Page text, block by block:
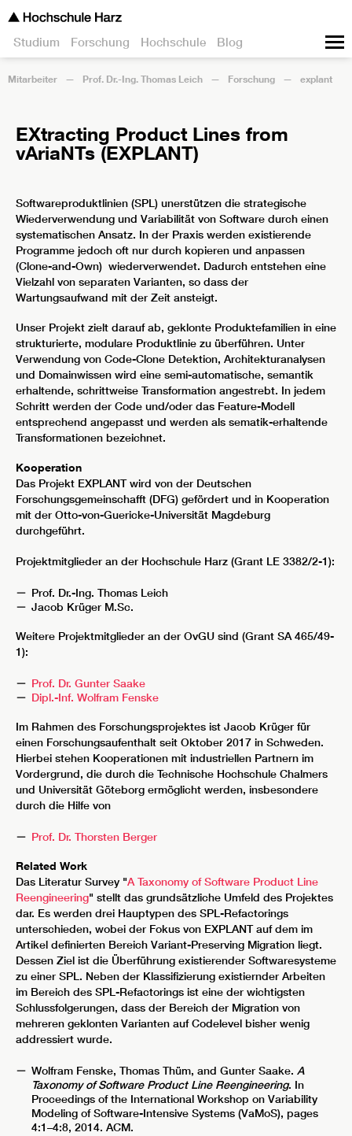
Studium Forschung Hochschule Blog
Mitarbeiter Prof. Dr.-Ing. Thomas Leich Forschung explant
EXtracting Product Lines from
vAriaNTs (EXPLANT)
Softwareproduktlinien (SPL) unerstützen die strategische
Wiederverwendung und Variabilität von Software durch einen
systematischen Ansatz. In der Praxis werden existierende
Programme jedoch oft nur durch kopieren und anpassen
(Clone-and-Own) wiederverwendet. Dadurch entstehen eine
Vielzahl von separaten Varianten, so dass der
Wartungsaufwand mit der Zeit ansteigt.
Unser Projekt zielt darauf ab, geklonte Produktefamilien in eine
strukturierte, modulare Produktlinie zu überführen. Unter
Verwendung von Code-Clone Detektion, Architekturanalysen
und Domainwissen wird eine semi-automatische, semantik
erhaltende, schrittweise Transformation angestrebt. In jedem
Schritt werden der Code und/oder das Feature-Modell
entsprechend angepasst und werden als sematik-erhaltende
Transformationen bezeichnet.
Kooperation
Das Projekt EXPLANT wird von der Deutschen
Forschungsgemeinschafft (DFG) gefördert und in Kooperation
mit der Otto-von-Guericke-Universität Magdeburg
durchgeführt.
Projektmitglieder an der Hochschule Harz (Grant LE 3382/2-1):
Prof. Dr.-Ing. Thomas Leich
Jacob Krüger M.Sc.
Weitere Projektmitglieder an der OvGU sind (Grant SA 465/49-
1):
Prof. Dr. Gunter Saake
Dipl.-Inf. Wolfram Fenske
Im Rahmen des Forschungsprojektes ist Jacob Krüger für
einen Forschungsaufenthalt seit Oktober 2017 in Schweden.
Hierbei stehen Kooperationen mit industriellen Partnern im
Vordergrund, die durch die Technische Hochschule Chalmers
und Universität Göteborg ermöglicht werden, insbesondere
durch die Hilfe von
Prof. Dr. Thorsten Berger
Related Work
Das Literatur Survey "A Taxonomy of Software Product Line
Reengineering" stellt das grundsätzliche Umfeld des Projektes
dar. Es werden drei Hauptypen des SPL-Refactorings
unterschieden, wobei der Fokus von EXPLANT auf dem im
Artikel definierten Bereich Variant-Preserving Migration liegt.
Dessen Ziel ist die Überführung existierender Softwaresysteme
zu einer SPL. Neben der Klassifizierung existiernder Arbeiten
im Bereich des SPL-Refactorings ist eine der wichtigsten
Schlussfolgerungen, dass der Bereich der Migration von
mehreren geklonten Varianten auf Codelevel bisher wenig
addressiert wurde.
Wolfram Fenske, Thomas Thüm, and Gunter Saake. A
Taxonomy of Software Product Line Reengineering. In
Proceedings of the International Workshop on Variability
Modeling of Software-Intensive Systems (VaMoS), pages
4:1–4:8, 2014. ACM.